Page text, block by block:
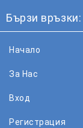
Бързи връзки:
Начало
За Нас
Вход
Регистрация